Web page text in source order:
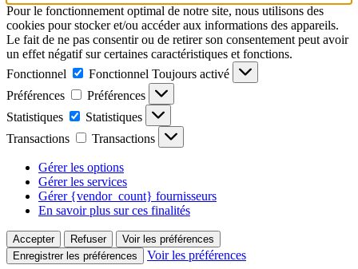
Pour le fonctionnement optimal de notre site, nous utilisons des
cookies pour stocker et/ou accéder aux informations des appareils.
Le fait de ne pas consentir ou de retirer son consentement peut avoir
un effet négatif sur certaines caractéristiques et fonctions.
Fonctionnel
Fonctionnel Toujours activé
Préférences
Préférences
Statistiques
Statistiques
Transactions
Transactions
Gérer les options
Gérer les services
Gérer {vendor_count} fournisseurs
En savoir plus sur ces finalités
Accepter Refuser
Voir les préférences
Enregistrer les préférences
Voir les préférences